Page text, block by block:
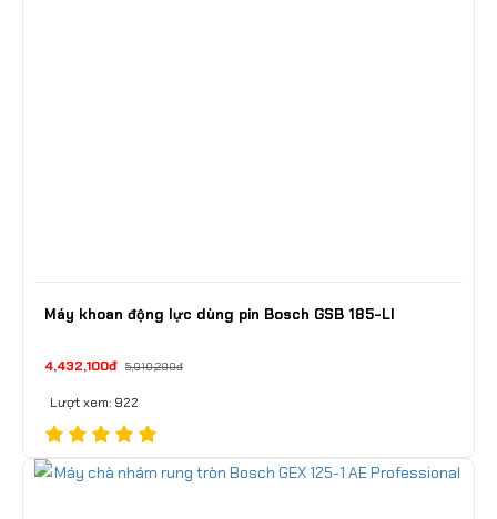
Máy khoan động lực dùng pin Bosch GSB 185-LI
4,432,100đ 5,010,200đ
Lượt xem: 922